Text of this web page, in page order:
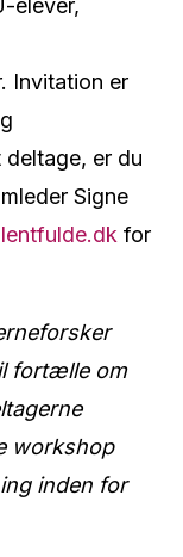
Invitation er
er du
Signe
for
fortælle om
workshop
inden for